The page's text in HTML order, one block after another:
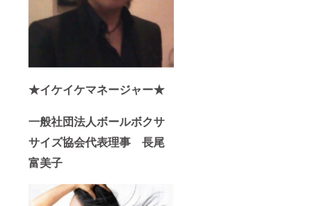
★イケイケマネージャー★
一般社団法人ボールボクサ
サイズ協会代表理事 長尾
富美子